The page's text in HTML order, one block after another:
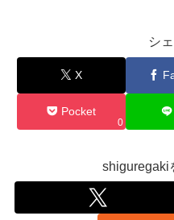
シ
X
Pocket
0
shiguregaki